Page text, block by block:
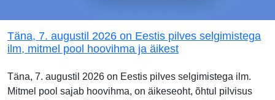
Täna, 7. augustil 2026 on Eestis pilves selgimistega
ilm, mitmel pool hoovihma ja äikest
Täna, 7. augustil 2026 on Eestis pilves selgimistega ilm.
Mitmel pool sajab hoovihma, on äikeseoht, õhtul pilvisus